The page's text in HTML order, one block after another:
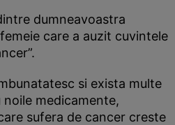
dumneavoastra
care a auzit cuvintele
si exista multe
medicamente,
sufera de cancer creste